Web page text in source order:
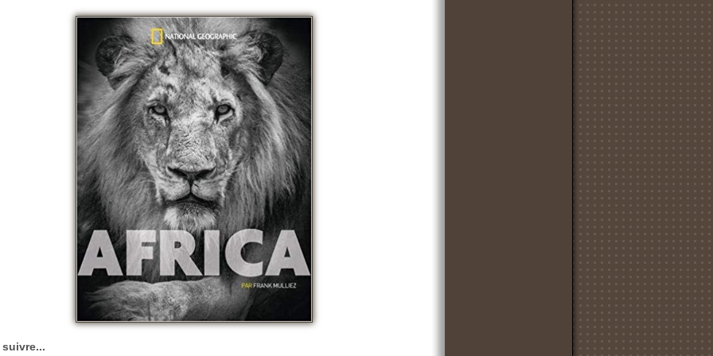
suivre...